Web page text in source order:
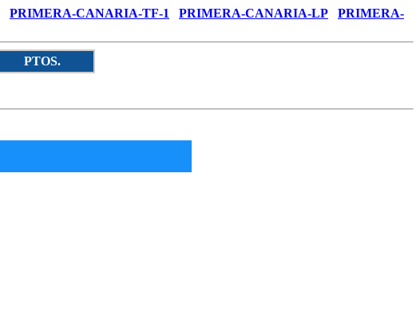
PRIMERA-CANARIA-TF-1 PRIMERA-CANARIA-LP
PRIMERA-
PTOS.